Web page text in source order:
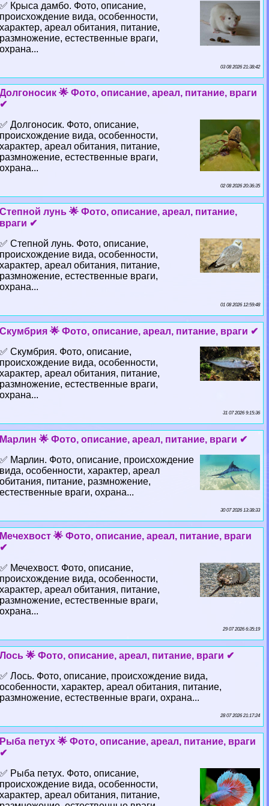
✅ Крыса дамбо. Фото, описание,
происхождение вида, особенности,
хаpaктер, ареал обитания, питание,
размножение, естественные враги,
охрана...
03 08 2026 21:38:42
Долгоносик 🌟 Фото, описание, ареал, питание, враги
✔
✅ Долгоносик. Фото, описание,
происхождение вида, особенности,
хаpaктер, ареал обитания, питание,
размножение, естественные враги,
охрана...
02 08 2026 20:36:35
Степной лунь 🌟 Фото, описание, ареал, питание,
враги ✔
✅ Степной лунь. Фото, описание,
происхождение вида, особенности,
хаpaктер, ареал обитания, питание,
размножение, естественные враги,
охрана...
01 08 2026 12:59:48
Скумбрия 🌟 Фото, описание, ареал, питание, враги ✔
✅ Скумбрия. Фото, описание,
происхождение вида, особенности,
хаpaктер, ареал обитания, питание,
размножение, естественные враги,
охрана...
31 07 2026 9:15:36
Марлин 🌟 Фото, описание, ареал, питание, враги ✔
✅ Марлин. Фото, описание, происхождение
вида, особенности, хаpaктер, ареал
обитания, питание, размножение,
естественные враги, охрана...
30 07 2026 13:38:33
Мечехвост 🌟 Фото, описание, ареал, питание, враги
✔
✅ Мечехвост. Фото, описание,
происхождение вида, особенности,
хаpaктер, ареал обитания, питание,
размножение, естественные враги,
охрана...
29 07 2026 6:35:19
Лось 🌟 Фото, описание, ареал, питание, враги ✔
✅ Лось. Фото, описание, происхождение вида,
особенности, хаpaктер, ареал обитания, питание,
размножение, естественные враги, охрана...
28 07 2026 21:17:24
Рыба пeтyx 🌟 Фото, описание, ареал, питание, враги
✔
✅ Рыба пeтyx. Фото, описание,
происхождение вида, особенности,
хаpaктер, ареал обитания, питание,